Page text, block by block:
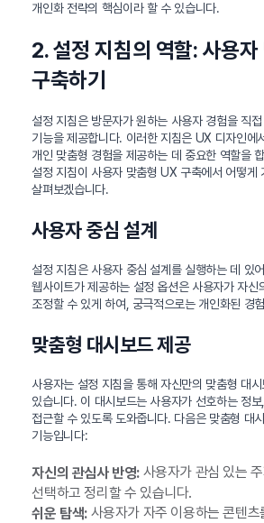
개인화 전략의 핵심이라 할 수 있습니다.
2. 설정 지침의 역할: 사용
구축하기
설정 지침은 방문자가 원하는 사용자 경험을 직
기능을 제공합니다. 이러한 지침은 UX 디자인에
개인 맞춤형 경험을 제공하는 데 중요한 역할을
설정 지침이 사용자 맞춤형 UX 구축에서 어떻게
살펴보겠습니다.
사용자 중심 설계
설정 지침은 사용자 중심 설계를 실행하는 데 있
웹사이트가 제공하는 설정 옵션은 사용자가 자신
조정할 수 있게 하여, 궁극적으로는 개인화된 경
맞춤형 대시보드 제공
사용자는 설정 지침을 통해 자신만의 맞춤형 대
있습니다. 이 대시보드는 사용자가 선호하는 정
접근할 수 있도록 도와줍니다. 다음은 맞춤형 대
기능입니다:
자신의 관심사 반영:사용자가 관심 있는
선택하고 정리할 수 있습니다.
쉬운 탐색:사용자가 자주 이용하는 콘텐츠